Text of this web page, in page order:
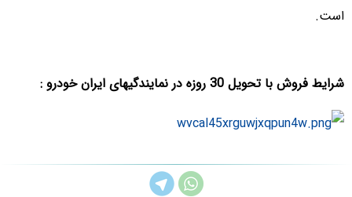
است.
شرایط فروش با تحویل 30 روزه در نمایندگیهای ایران خودرو :